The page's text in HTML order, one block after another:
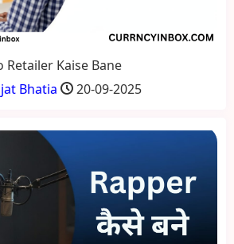
Retailer Kaise Bane
Bhatia
20-09-2025